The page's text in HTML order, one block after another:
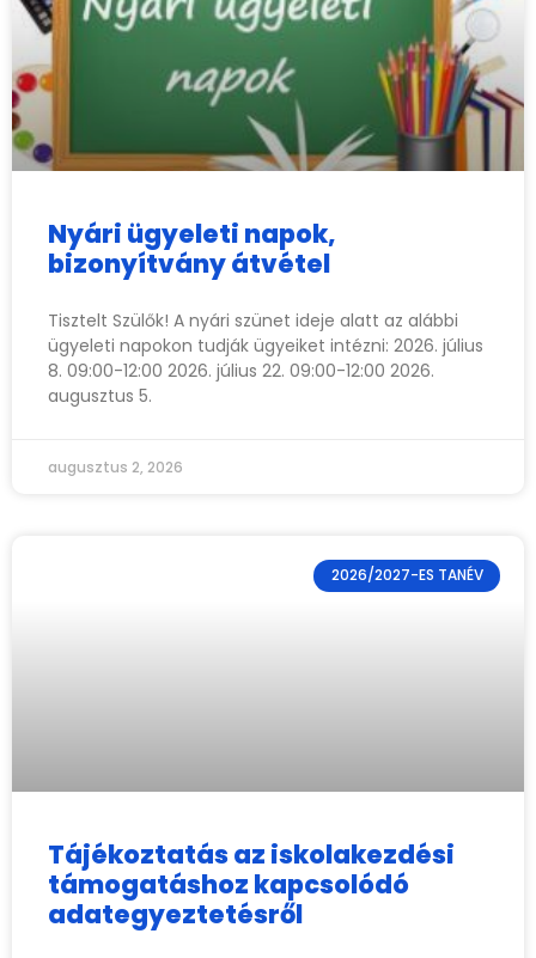
Nyári ügyeleti napok,
bizonyítvány átvétel
Tisztelt Szülők! A nyári szünet ideje alatt az alábbi
ügyeleti napokon tudják ügyeiket intézni: 2026. július
8. 09:00-12:00 2026. július 22. 09:00-12:00 2026.
augusztus 5.
augusztus 2, 2026
2026/2027-ES TANÉV
Tájékoztatás az iskolakezdési
támogatáshoz kapcsolódó
adategyeztetésről